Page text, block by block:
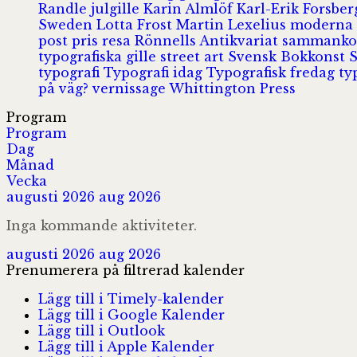
Randle julgille Karin Almlöf Karl-Erik
Sweden Lotta Frost Martin Lexelius moderna
post pris resa Rönnells Antikvariat
typografiska gille street art Svensk Bokkonst
typografi Typografi idag Typografisk fredag
på väg?vernissage Whittington Press
Program
Program
Dag
Månad
Vecka
augusti 2026 aug 2026
Inga kommande aktiviteter.
augusti 2026 aug 2026
Prenumerera på filtrerad kalender
Lägg till i Timely-kalender
Lägg till i Google Kalender
Lägg till i Outlook
Lägg till i Apple Kalender